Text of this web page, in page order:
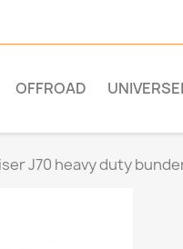
OFFROAD
J70 heavy duty